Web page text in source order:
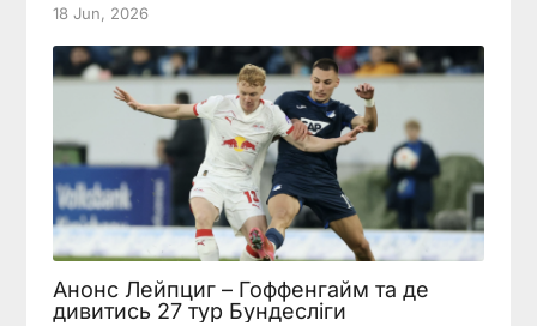
18 Jun, 2026
Анонс Лейпциг – Гоффенгайм та де
дивитись 27 тур Бундесліги